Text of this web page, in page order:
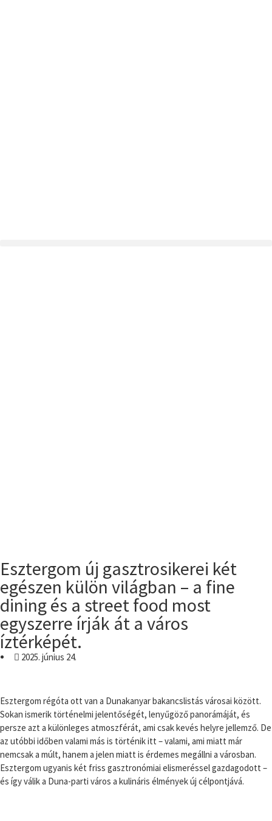
Esztergom új gasztrosikerei két
egészen külön világban – a fine
dining és a street food most
egyszerre írják át a város
íztérképét.
2025. június 24.
Esztergom régóta ott van a Dunakanyar bakancslistás városai között.
Sokan ismerik történelmi jelentőségét, lenyűgöző panorámáját, és
persze azt a különleges atmoszférát, ami csak kevés helyre jellemző. De
az utóbbi időben valami más is történik itt – valami, ami miatt már
nemcsak a múlt, hanem a jelen miatt is érdemes megállni a városban.
Esztergom ugyanis két friss gasztronómiai elismeréssel gazdagodott –
és így válik a Duna-parti város a kulináris élmények új célpontjává.